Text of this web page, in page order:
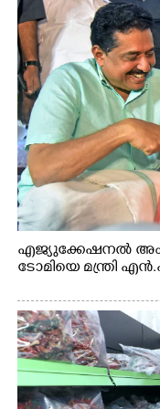
എജ്യുക്കേഷനൽ
ടോമിയെ മന്ത്രി